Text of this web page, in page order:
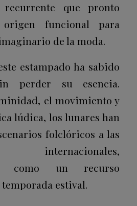
que pronto
funcional para
de la moda.
estampado ha sabido
perder su esencia.
el movimiento y
lúdica, los lunares han
folclóricos a las
como un recurso
estival.